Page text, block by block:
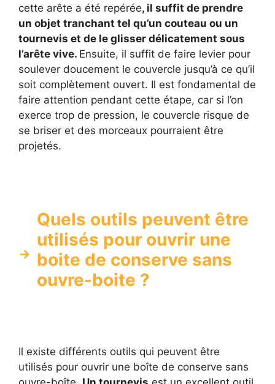
cette arête a été repérée, il suffit de prendre
un objet tranchant tel qu’un couteau ou un
tournevis et de le glisser délicatement sous
l’arête vive. Ensuite, il suffit de faire levier pour
soulever doucement le couvercle jusqu’à ce qu’il
soit complètement ouvert. Il est fondamental de
faire attention pendant cette étape, car si l’on
exerce trop de pression, le couvercle risque de
se briser et des morceaux pourraient être
projetés.
Quels outils peuvent être
utilisés pour ouvrir une
boite de conserve sans
ouvre-boite ?
Il existe différents outils qui peuvent être
utilisés pour ouvrir une boîte de conserve sans